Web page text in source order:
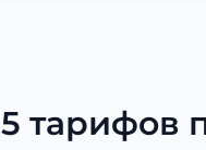
тарифов